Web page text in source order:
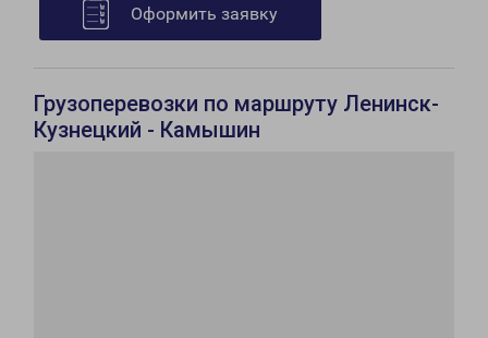
Оформить заявку
Грузоперевозки по маршруту Ленинск-
Кузнецкий - Камышин